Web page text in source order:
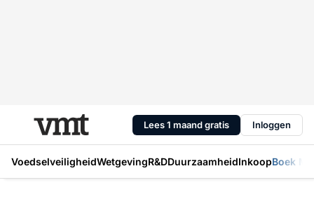
Lees 1 maand gratis Inloggen
VoedselveiligheidWetgevingR&DDuurzaamheidInkoopBoek